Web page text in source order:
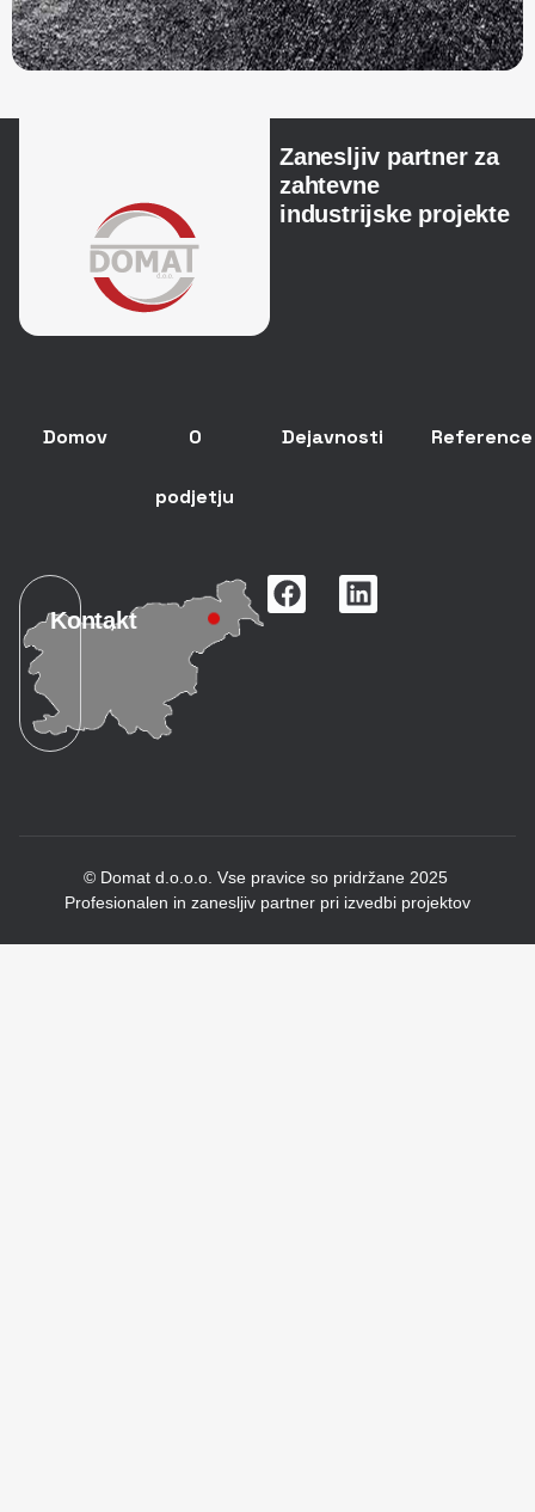
Zanesljiv partner za
zahtevne
industrijske projekte
Domov O
podjetju
Dejavnosti Reference
Kontakt
© Domat d.o.o.o. Vse pravice so pridržane 2025
Profesionalen in zanesljiv partner pri izvedbi projektov